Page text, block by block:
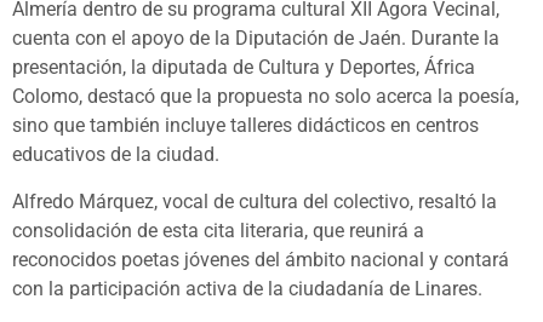
Almería dentro de su programa cultural XII Ágora Vecinal,
cuenta con el apoyo de la Diputación de Jaén. Durante la
presentación, la diputada de Cultura y Deportes, África
Colomo, destacó que la propuesta no solo acerca la poesía,
sino que también incluye talleres didácticos en centros
educativos de la ciudad.
Alfredo Márquez, vocal de cultura del colectivo, resaltó la
consolidación de esta cita literaria, que reunirá a
reconocidos poetas jóvenes del ámbito nacional y contará
con la participación activa de la ciudadanía de Linares.